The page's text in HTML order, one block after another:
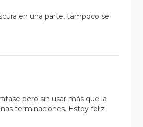
en una parte, tampoco se
pero sin usar más que la
terminaciones. Estoy feliz